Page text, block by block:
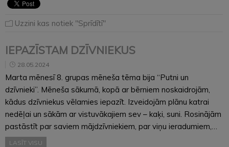
Uzzini kas notiek "Sprīdītī"
IEPAZĪSTAM DZĪVNIEKUS
28.05.2024
Marta mēnesī 8. grupas mēneša tēma bija “Putni un
dzīvnieki”. Mēneša sākumā, kopā ar bērniem noskaidrojām,
kādus dzīvniekus vēlamies iepazīt. Izveidojām plānu katrai
nedēļai un sākām ar vistuvākajiem sev – kaķi, suni. Rosinājām
pastāstīt par saviem mājdzīvniekiem, par viņu ieradumiem,…
LASĪT VISU